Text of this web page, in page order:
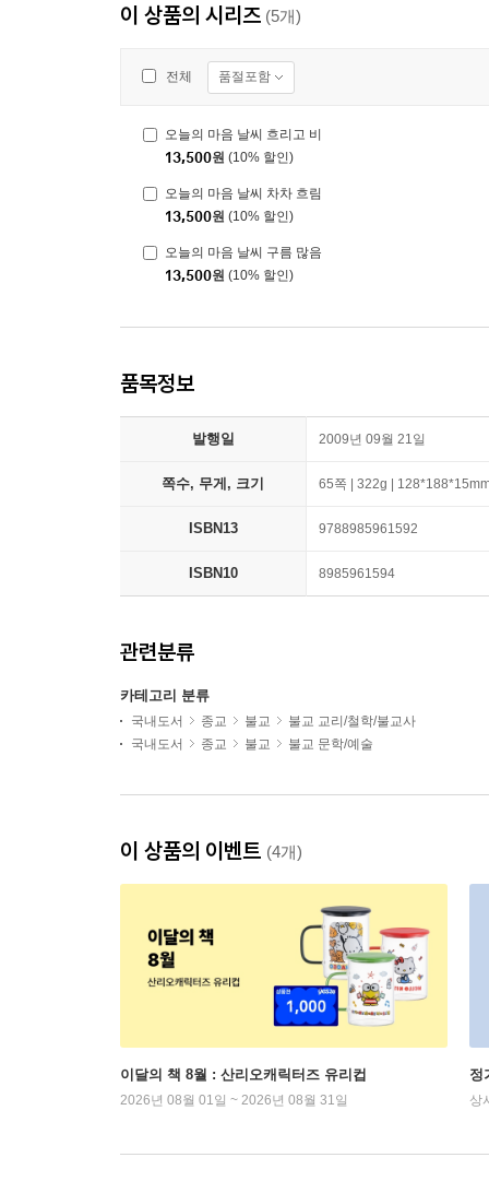
이 상품의 시리즈 (5개)
전체 품절포함
오늘의 마음 날씨 흐리고 비
13,500원 (10% 할인)
오늘의 마음 날씨 차차 흐림
13,500원 (10% 할인)
오늘의 마음 날씨 구름 많음
13,500원 (10% 할인)
품목정보
발행일 2009년 09월 21일
쪽수, 무게, 크기 65쪽 | 322g |
ISBN13 9788985961592
ISBN10 8985961594
관련분류
카테고리 분류
국내도서 종교 불교
불교 교리/철학/불교사
국내도서
종교 불교 불교 문학/예술
이 상품의 이벤트 (4개)
이달의 책 8월 : 산리오캐릭터즈 유리컵
2026년 08월 01일 ~ 2026년 08월 31일
정
상